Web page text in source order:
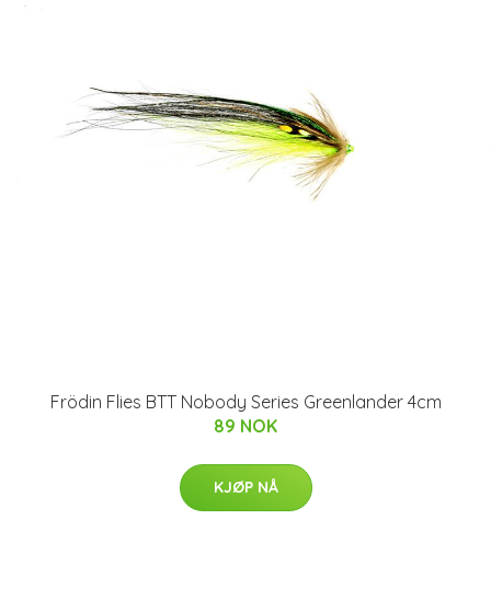
Frödin Flies BTT Nobody Series Greenlander 4cm
89 NOK
KJØP NÅ